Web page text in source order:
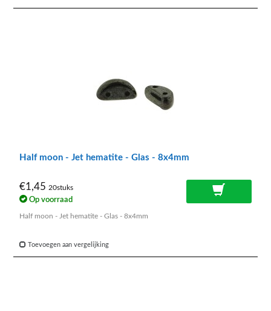
Half moon - Jet hematite - Glas - 8x4mm
€1,45 20stuks
Op voorraad
Half moon - Jet hematite - Glas - 8x4mm
Toevoegen aan vergelijking